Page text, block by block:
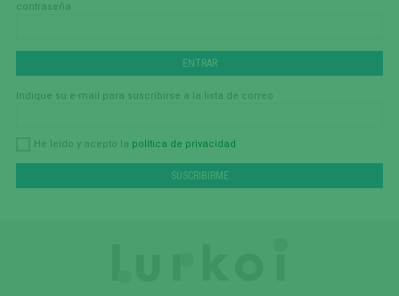
contraseña
Indique su e-mail para suscribirse a la lista de correo
He leído y acepto la política de privacidad